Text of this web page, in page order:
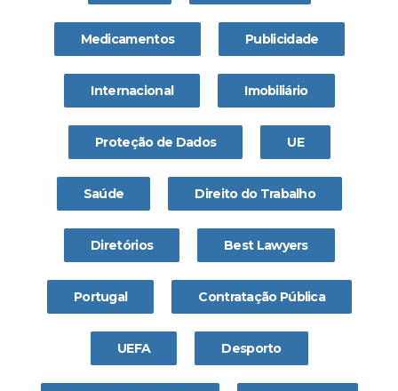
Medicamentos Publicidade
Internacional Imobiliário
Proteção de Dados UE
Saúde Direito do Trabalho
Diretórios Best Lawyers
Portugal Contratação Pública
UEFA Desporto